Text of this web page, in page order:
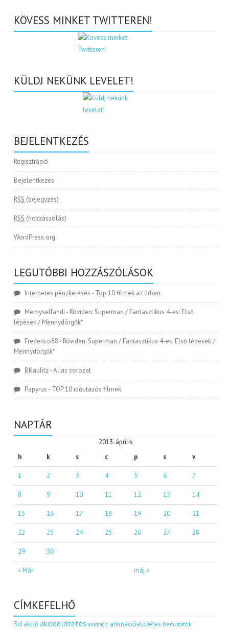
KÖVESS MINKET TWITTEREN!
KÜLDJ NEKÜNK LEVELET!
BEJELENTKEZÉS
Regisztráció
Bejelentkezés
RSS (bejegyzés)
RSS (hozzászólás)
WordPress.org
LEGUTÓBBI HOZZÁSZÓLÁSOK
Internetes pénzkeresés - Top 10 filmek az űrben
Memyselfandi - Röviden: Superman / Fantasztikus 4-es: Első
lépések / Mennydörgők*
Frederico88 - Röviden: Superman / Fantasztikus 4-es: Első lépések /
Mennydörgők*
BKaulitz-Alias sorozat
Papyrus - TOP 10 időutazós filmek
NAPTÁR
2013. április
h
k s c p s v
« Már máj »
1 2 3 4 5 6 7
8 9 10 11 12 13 14
15 16 17 18 19 20 21
22 23 24 25 26 27 28
29 30
CÍMKEFELHŐ
3d akció akcióelőzetes animáció animációelőzetes bemutatók